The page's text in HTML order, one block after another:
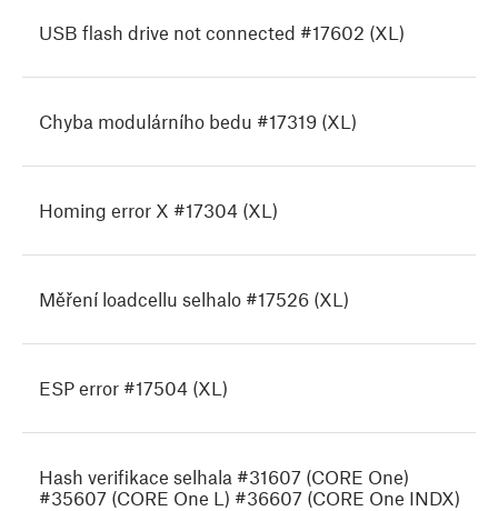
USB flash drive not connected #17602 (XL)
Chyba modulárního bedu #17319 (XL)
Homing error X #17304 (XL)
Měření loadcellu selhalo #17526 (XL)
ESP error #17504 (XL)
Hash verifikace selhala #31607 (CORE One)
#35607 (CORE One L) #36607 (CORE One INDX)